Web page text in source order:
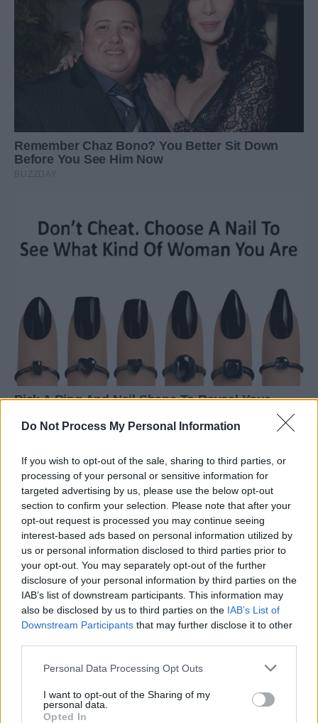
Do Not Process My Personal Information
If you wish to opt-out of the sale, sharing to third parties, or
processing of your personal or sensitive information for
targeted advertising by us, please use the below opt-out
section to confirm your selection. Please note that after your
opt-out request is processed you may continue seeing
interest-based ads based on personal information utilized by
us or personal information disclosed to third parties prior to
your opt-out. You may separately opt-out of the further
disclosure of your personal information by third parties on the
IAB’s list of downstream participants. This information may
also be disclosed by us to third parties on the IAB’s List of
Downstream Participants that may further disclose it to other
Personal Data Processing Opt Outs
I want to opt-out of the Sharing of my
personal data.
Opted In